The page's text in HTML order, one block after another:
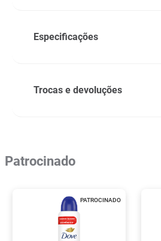
Especificações
Trocas e devoluções
Patrocinado
PATROCINADO